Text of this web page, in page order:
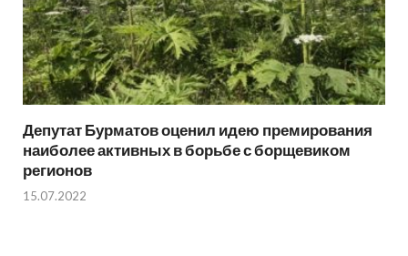
Депутат Бурматов оценил идею премирования
наиболее активных в борьбе с борщевиком
регионов
15.07.2022